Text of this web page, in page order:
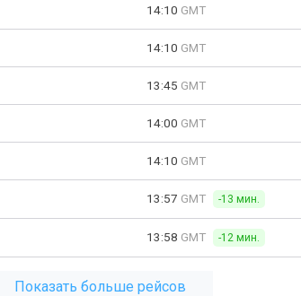
14:10 GMT
14:10 GMT
13:45 GMT
14:00 GMT
14:10 GMT
13:57 GMT -13 мин.
13:58 GMT -12 мин.
Показать больше рейсов